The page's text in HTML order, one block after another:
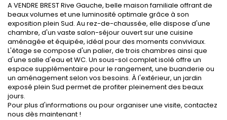
A VENDRE BREST Rive Gauche, belle maison familiale offrant de
beaux volumes et une luminosité optimale grâce à son
exposition plein Sud. Au rez-de-chaussée, elle dispose d'une
chambre, d'un vaste salon-séjour ouvert sur une cuisine
aménagée et équipée, idéal pour des moments conviviaux.
L'étage se compose d'un palier, de trois chambres ainsi que
d'une salle d'eau et WC. Un sous-sol complet isolé offre un
espace supplémentaire pour le rangement, une buanderie ou
un aménagement selon vos besoins. À l'extérieur, un jardin
exposé plein Sud permet de profiter pleinement des beaux
jours.
Pour plus d'informations ou pour organiser une visite, contactez
nous dès maintenant !